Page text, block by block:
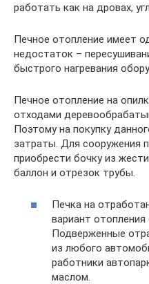
работать как на дровах,
Печное отопление имеет
недостаток –
быстрого нагревания
Печное отопление на
отходами
Поэтому на покупку
затраты. Для сооружения
приобрести бочку из
баллон и отрезок трубы.
Печка на
вариант
Подверженные
из любого
работники
маслом.